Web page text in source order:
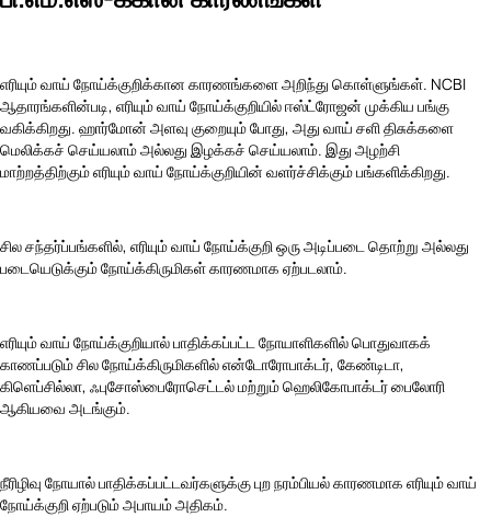
எரியும் வாய் நோய்க்குறிக்கான காரணங்களை அறிந்து கொள்ளுங்கள். NCBI
ஆதாரங்களின்படி, எரியும் வாய் நோய்க்குறியில் ஈஸ்ட்ரோஜன் முக்கிய பங்கு
வகிக்கிறது. ஹார்மோன் அளவு குறையும் போது, அது வாய் சளி திசுக்களை
மெலிக்கச் செய்யலாம் அல்லது இழக்கச் செய்யலாம். இது அழற்சி
மாற்றத்திற்கும் எரியும் வாய் நோய்க்குறியின் வளர்ச்சிக்கும் பங்களிக்கிறது.
சில சந்தர்ப்பங்களில், எரியும் வாய் நோய்க்குறி ஒரு அடிப்படை தொற்று அல்லது
படையெடுக்கும் நோய்க்கிருமிகள் காரணமாக ஏற்படலாம்.
எரியும் வாய் நோய்க்குறியால் பாதிக்கப்பட்ட நோயாளிகளில் பொதுவாகக்
காணப்படும் சில நோய்க்கிருமிகளில் என்டோரோபாக்டர், கேண்டிடா,
கிளெப்சில்லா, ஃபுசோஸ்பைரோசெட்டல் மற்றும் ஹெலிகோபாக்டர் பைலோரி
ஆகியவை அடங்கும்.
நீரிழிவு நோயால் பாதிக்கப்பட்டவர்களுக்கு புற நரம்பியல் காரணமாக எரியும் வாய்
நோய்க்குறி ஏற்படும் அபாயம் அதிகம்.